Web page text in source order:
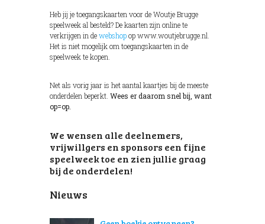
Heb jij je toegangskaarten voor de Woutje Brugge
speelweek al besteld? De kaarten zijn online te
verkrijgen in dewebshopop www.woutjebrugge.nl.
Het is niet mogelijk om toegangskaarten in de
speelweek te kopen.
Net als vorig jaar is het aantal kaartjes bij de meeste
onderdelen beperkt. Wees er daarom snel bij, want
op=op.
We wensen alle deelnemers,
vrijwillgers en sponsors een fijne
speelweek toe en zien jullie graag
bij de onderdelen!
Nieuws